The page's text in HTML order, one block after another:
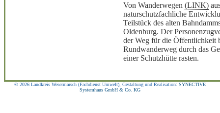
Von Wanderwegen (LINK)
naturschutzfachliche
Teilstück des alten
Oldenburg. Der
der Weg für die Öffentlichkeit
Rundwanderweg durch das
einer Schutzhütte rasten.
© 2026 Landkreis Wesermarsch (Fachdienst Umwelt), Gestaltung und Realisation: SYNECTIVE
Systemhaus GmbH & Co. KG